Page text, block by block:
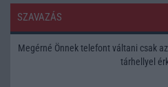
SZAVAZÁS
Megérné Önnek telefont váltani csak
tárhellyel